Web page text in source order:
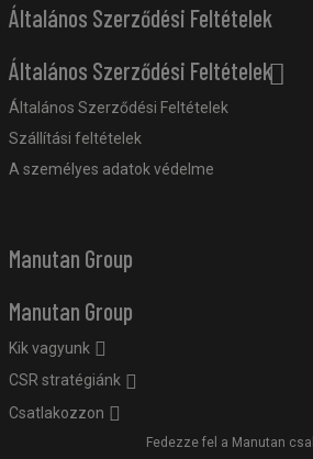
Általános Szerződési Feltételek
Általános Szerződési Feltételek
Általános Szerződési Feltételek
Szállítási feltételek
A személyes adatok védelme
Manutan Group
Manutan Group
Kik vagyunk
CSR stratégiánk
Csatlakozzon
Fedezze fel a Manutan